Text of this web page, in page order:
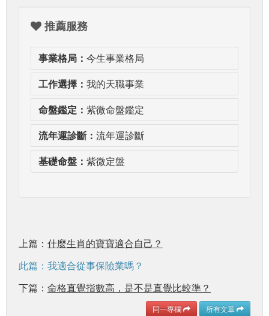
推薦服務
事業格局： 今生事業格局
工作選擇： 我的天職事業
命盤鑑定： 紫微命盤鑑定
流年運診斷： 流年運診斷
基礎命盤： 紫微定盤
上篇： 什麼生肖的寶寶適合自己？
此篇：我適合從事保險業嗎？
下篇： 命格直覺指數高，是不是直覺比較準？
同一專欄 所有文章